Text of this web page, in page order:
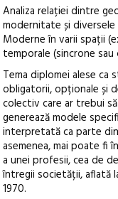
Analiza relației dintre
modernitate și
Moderne în varii spații
temporale (sincrone sau
Tema diplomei alese ca
obligatorii, opționale și
colectiv care ar trebui
generează modele
interpretată ca parte
asemenea, mai poate fi
a unei profesii, cea de
întregii societății, aflată
1970.